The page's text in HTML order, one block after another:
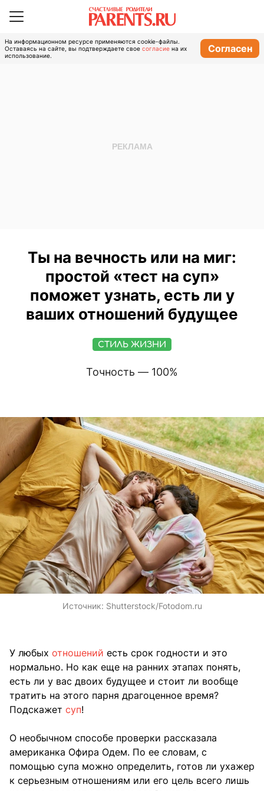
На информационном ресурсе применяются cookie-файлы.
Оставаясь на сайте, вы подтверждаете свое согласие на их
использование.
Согласен
Ты на вечность или на миг:
простой «тест на суп»
поможет узнать, есть ли у
ваших отношений будущее
СТИЛЬ ЖИЗНИ
Точность — 100%
Источник: Shutterstock/Fotodom.ru
У любых отношений есть срок годности и это
нормально. Но как еще на ранних этапах понять,
есть ли у вас двоих будущее и стоит ли вообще
тратить на этого парня драгоценное время?
Подскажет суп!
О необычном способе проверки рассказала
американка Офира Одем. По ее словам, с
помощью супа можно определить, готов ли ухажер
к серьезным отношениям или его цель всего лишь